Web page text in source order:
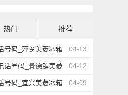
热门 推荐
04-13
号码_萍乡美菱冰箱
04-12
话号码_景德镇美菱
04-09
号码_宜兴美菱冰箱